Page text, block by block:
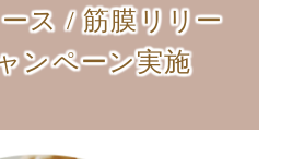
ス / 筋膜リリー
ンペーン実施